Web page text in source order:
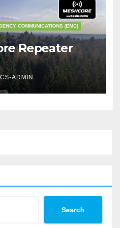
COMMUNICATIONS (EMC)
Repeater
ADMIN
Search